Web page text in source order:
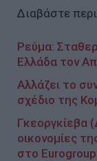
Διαβάστε
Ρεύμα:
Ελλάδα τον
Αλλάζει το
σχέδιο της
Γκεοργκίεβα
οικονομίες
στο Eurogroup